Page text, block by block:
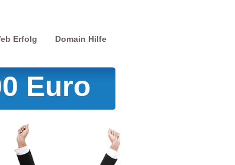
Erfolg Domain Hilfe
Euro